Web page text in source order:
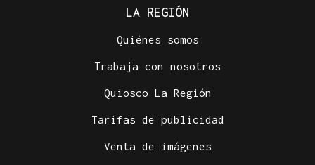
LA REGIÓN
Quiénes somos
Trabaja con nosotros
Quiosco La Región
Tarifas de publicidad
Venta de imágenes